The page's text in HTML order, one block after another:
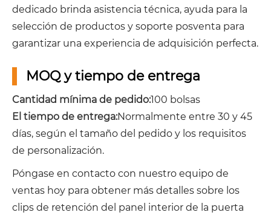
dedicado brinda asistencia técnica, ayuda para la
selección de productos y soporte posventa para
garantizar una experiencia de adquisición perfecta.
MOQ y tiempo de entrega
Cantidad mínima de pedido:100 bolsas
El tiempo de entrega:Normalmente entre 30 y 45
días, según el tamaño del pedido y los requisitos
de personalización.
Póngase en contacto con nuestro equipo de
ventas hoy para obtener más detalles sobre los
clips de retención del panel interior de la puerta